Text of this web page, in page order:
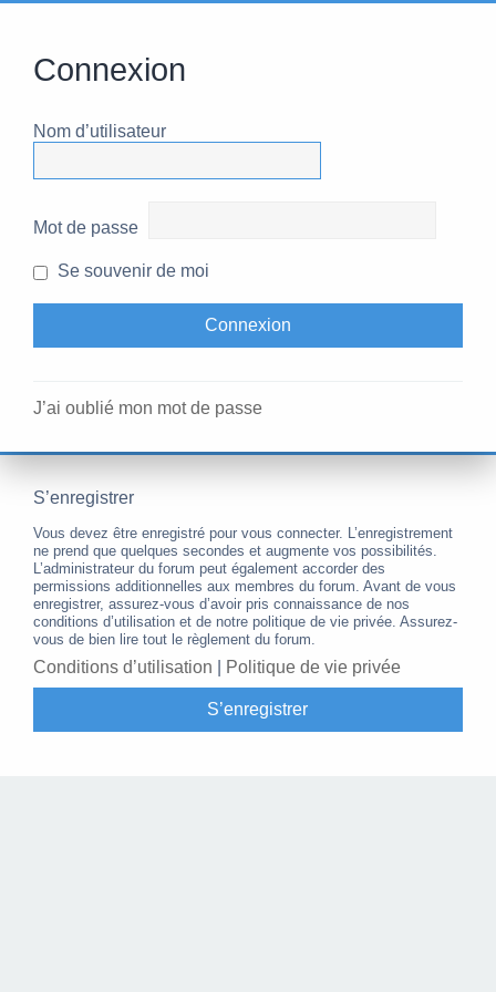
Connexion
Nom d’utilisateur
Mot de passe
Se souvenir de moi
J’ai oublié mon mot de passe
S’enregistrer
Vous devez être enregistré pour vous connecter. L’enregistrement
ne prend que quelques secondes et augmente vos possibilités.
L’administrateur du forum peut également accorder des
permissions additionnelles aux membres du forum. Avant de vous
enregistrer, assurez-vous d’avoir pris connaissance de nos
conditions d’utilisation et de notre politique de vie privée. Assurez-
vous de bien lire tout le règlement du forum.
Conditions d’utilisation Politique de vie privée
S’enregistrer